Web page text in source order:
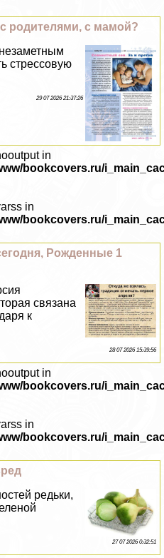
родителями, с мамой?
стрессовую
29 07 2026 21:37:26
in
bookcovers.ru/
in
bookcovers.ru/
Рожденные 1
связана
к
28 07 2026 15:39:56
in
bookcovers.ru/
in
bookcovers.ru/
редьки,
27 07 2026 0:32:51